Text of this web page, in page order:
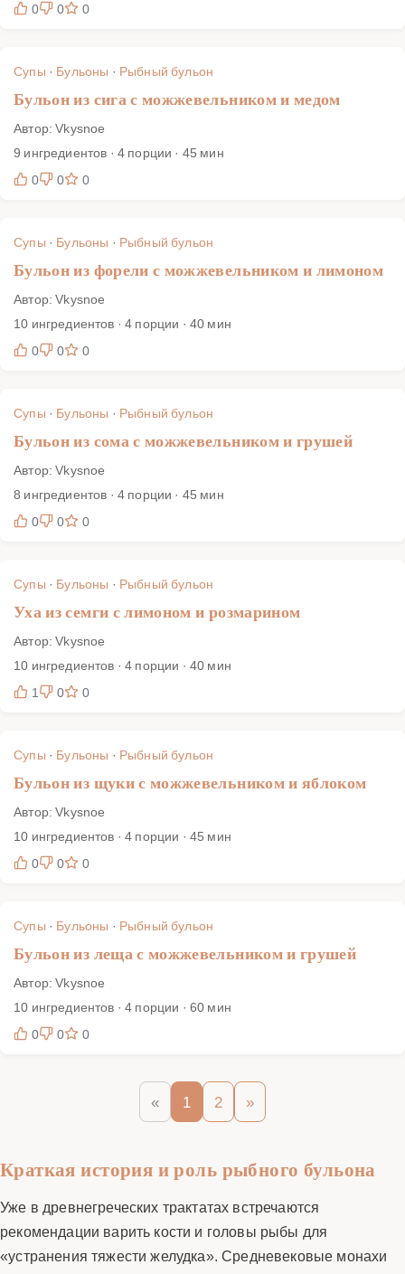
0
0 0
Супы · Бульоны · Рыбный бульон
Бульон из сига с можжевельником и медом
Автор: Vkysnoe
9 ингредиентов · 4 порции · 45 мин
0
0 0
Супы · Бульоны · Рыбный бульон
Бульон из форели с можжевельником и лимоном
Автор: Vkysnoe
10 ингредиентов · 4 порции · 40 мин
0
0 0
Супы · Бульоны · Рыбный бульон
Бульон из сома с можжевельником и грушей
Автор: Vkysnoe
8 ингредиентов · 4 порции · 45 мин
0
0 0
Супы · Бульоны · Рыбный бульон
Уха из семги с лимоном и розмарином
Автор: Vkysnoe
10 ингредиентов · 4 порции · 40 мин
1
0 0
Супы · Бульоны · Рыбный бульон
Бульон из щуки с можжевельником и яблоком
Автор: Vkysnoe
10 ингредиентов · 4 порции · 45 мин
0
0 0
Супы · Бульоны · Рыбный бульон
Бульон из леща с можжевельником и грушей
Автор: Vkysnoe
10 ингредиентов · 4 порции · 60 мин
0
0 0
« 1 2 »
Краткая история и роль рыбного бульона
Уже в древнегреческих трактатах встречаются
рекомендации варить кости и головы рыбы для
«устранения тяжести желудка». Средневековые монахи